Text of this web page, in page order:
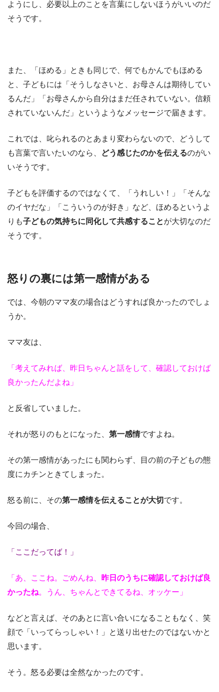
ようにし、必要以上のことを言葉にしないほうがいいのだ
そうです。
また、「ほめる」ときも同じで、何でもかんでもほめる
と、子どもには「そうしなさいと、お母さんは期待してい
るんだ」「お母さんから自分はまだ任されていない。信頼
されていないんだ」というようなメッセージで届きます。
これでは、叱られるのとあまり変わらないので、どうして
も言葉で言いたいのなら、
どう感じたのかを伝えるのがい
いそうです。
子どもを評価するのではなくて、「うれしい！」「そんな
のイヤだな」「こういうのが好き」など、ほめるというよ
りも子どもの気持ちに同化して共感することが大切なのだ
そうです。
怒りの裏には第一感情がある
では、今朝のママ友の場合はどうすれば良かったのでしょ
うか。
ママ友は、
「考えてみれば、昨日ちゃんと話をして、確認しておけば
良かったんだよね」
と反省していました。
それが怒りのもとになった、 第一感情ですよね。
その第一感情があったにも関わらず、目の前の子どもの態
度にカチンときてしまった。
怒る前に、その第一感情を伝えることが大切 です。
今回の場合、
「ここだってば！」
「あ、ここね。ごめんね、
昨日のうちに確認しておけば良
かったね。うん、ちゃんとできてるね、オッケー」
などと言えば、そのあとに言い合いになることもなく、笑
顔で「いってらっしゃい！」と送り出せたのではないかと
思います。
そう。怒る必要は全然なかったのです。